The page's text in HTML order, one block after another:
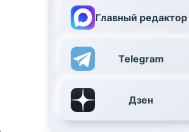
Главный редактор
Telegram
Дзен